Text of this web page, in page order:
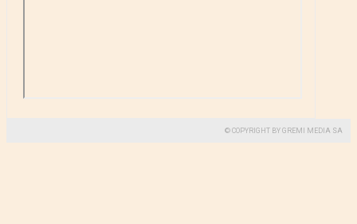
© COPYRIGHT BY GREMI MEDIA SA